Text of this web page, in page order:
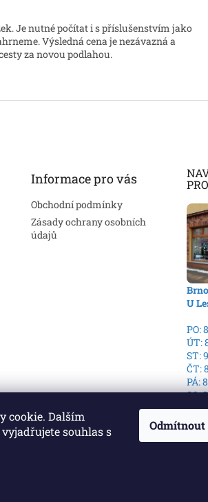
cookie. Dalším
souhlas s
Odmítnout
Je nutné počítat i s příslušenstvím jako
Výsledná cena je nezávazná a
za novou podlahou.
Informace pro vás
Obchodní podmínky
Zásady ochrany osobních
údajů
U
PO:
ÚT:
ST:
ČT:
PÁ:
SO:
NE: